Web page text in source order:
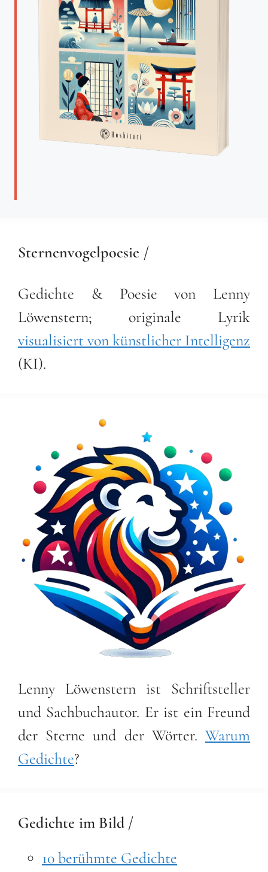
Sternenvogelpoesie /
Gedichte & Poesie von Lenny
Löwenstern; originale Lyrik
visualisiert von künstlicher Intelligenz
(KI).
Lenny Löwenstern ist Schriftsteller
und Sachbuchautor. Er ist ein Freund
der Sterne und der Wörter. Warum
Gedichte?
Gedichte im Bild /
10 berühmte Gedichte